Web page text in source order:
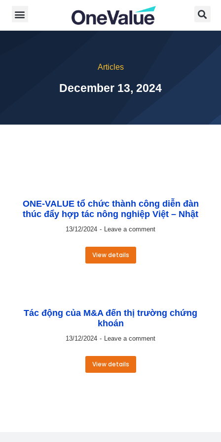
Articles
December 13, 2024
ONE-VALUE tổ chức thành công diễn đàn
thúc đẩy hợp tác nông nghiệp Việt – Nhật
13/12/2024 Leave a comment
View details
Tác động của M&A đến thị trường chứng
khoán
13/12/2024 Leave a comment
View details